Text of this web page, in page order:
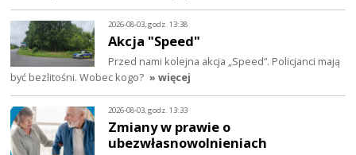
2026-08-03, godz. 13:38
Akcja "Speed"
Przed nami kolejna akcja „Speed”. Policjanci mają
być bezlitośni. Wobec kogo? » więcej
2026-08-03, godz. 13:33
Zmiany w prawie o
ubezwłasnowolnieniach